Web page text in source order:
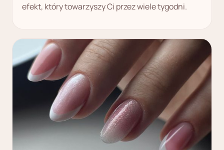
efekt, który towarzyszy Ci przez wiele tygodni.